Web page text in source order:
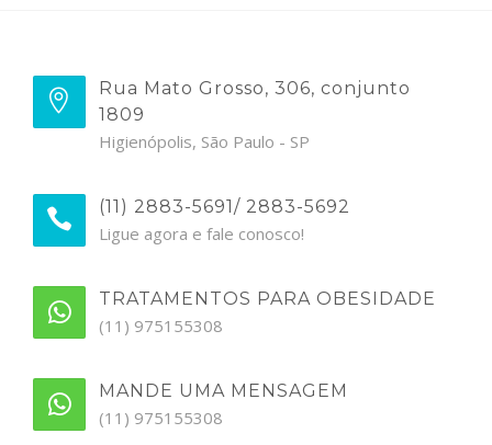
Rua Mato Grosso, 306, conjunto
1809
Higienópolis, São Paulo - SP
(11) 2883-5691/ 2883-5692
Ligue agora e fale conosco!
TRATAMENTOS PARA OBESIDADE
(11) 975155308
MANDE UMA MENSAGEM
(11) 975155308